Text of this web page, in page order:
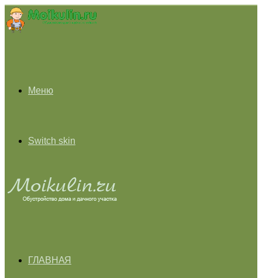
Меню
Switch skin
ГЛАВНАЯ